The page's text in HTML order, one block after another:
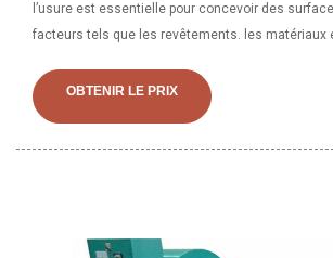
l’usure est essentielle pour concevoir des
facteurs tels que les revêtements. les matériaux
interface et une analyse fiable de l'usure est
conception et
OBTENIR LE PRIX